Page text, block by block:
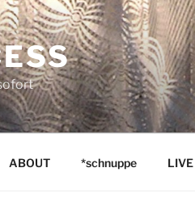
ABOUT *schnuppe LIVE